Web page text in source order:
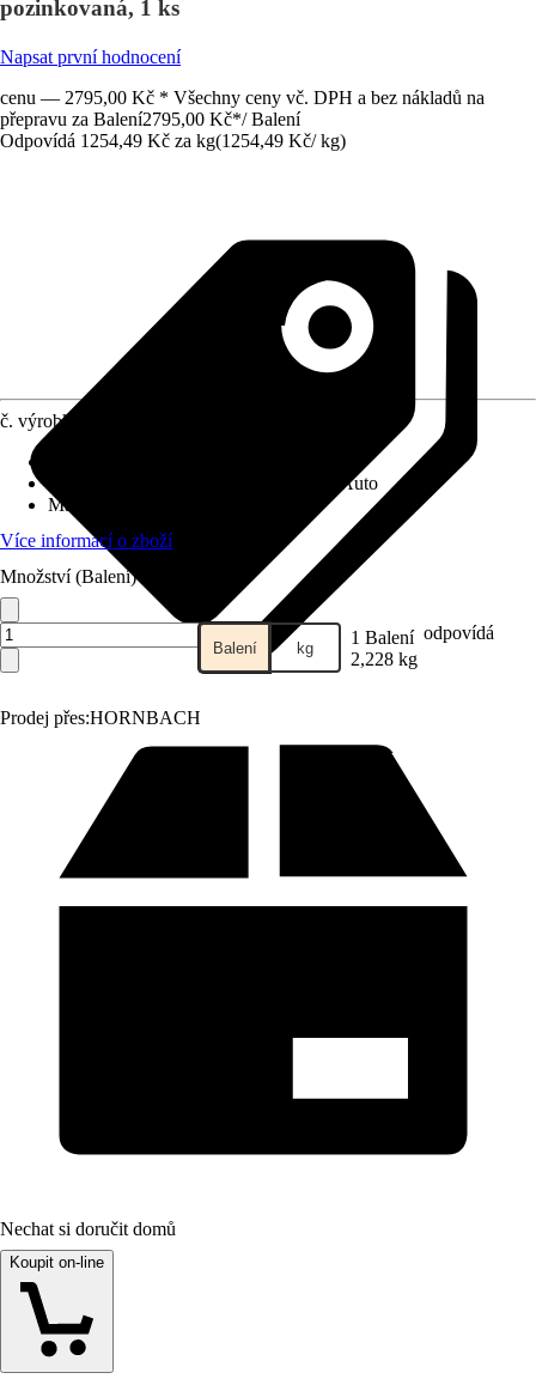
pozinkovaná, 1 ks
Napsat první hodnocení
cenu — 2795,00 Kč * Všechny ceny vč. DPH a bez nákladů na
přepravu za Balení2795,00 Kč*/ Balení
Odpovídá 1254,49 Kč za kg(1254,49 Kč/ kg)
Prodej přes:HORNBACH
č. výrobku
Loď, Karosérie, Auto
Materiál
Více informací o zboží
Množství (Balení)
Balení kg 1 Balení odpovídá
2,228 kg
Nechat si doručit domů
Koupit on-line